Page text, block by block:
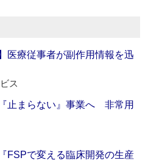
医療従事者が副作用情報を迅
ス
止まらない』事業へ 非常用
FSPで変える臨床開発の生産